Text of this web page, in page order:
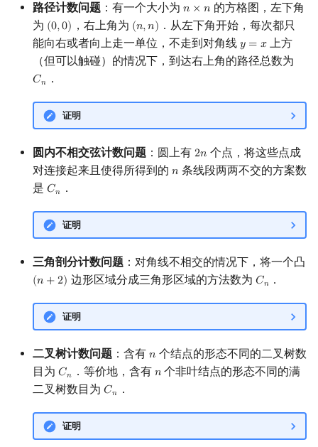
CP Editor
Code::Blocks
排序相关 STL
排序应用
DP 套 DP
DP 优化
广义后缀自动机
后缀树
回文树
序列自动机
最小表示法
Lyndon 分解
Main–Lorentz 算法
阶乘取模
卢卡斯定理
二次剩余
阶 & 原根
离散对数
高次剩余 & 单位根
数论分块
狄利克雷卷积
莫比乌斯反演
杜教筛
Min_25 筛
形式幂级数复合|复合逆
普通生成函数
划分树
二叉搜索树 & 平衡树
可持久化数据结构
树套树
K-D Tree
动态树
析合树
PQ 树
手指树
霍夫曼树
环计数问题
最小环
欧拉图
哈密顿图
二分图
平面图
弦图
图的着色
网络流
图的匹配
矩阵树定理
计算几何杂项
主元素问题
Garsia–Wachs 算法
Kahan 求和
珂朵莉树/颜色段均摊
空间优化简介
路径计数问题 ：有一个大小为 𝑛 × 𝑛
n ×n
的方格图，左下角
为 (0,0)
(0,0) ，右上角为 (𝑛,𝑛)
(n,n)
．从左下角开始，每次都只
能向右或者向上走一单位，不走到对角线 𝑦 = 𝑥
y =x
上方
（但可以触碰）的情况下，到达右上角的路径总数为
𝐶𝑛
Cn ．
证明
圆内不相交弦计数问题 ：圆上有 2𝑛
2n 个点，将这些点成
对连接起来且使得所得到的 𝑛
n 条线段两两不交的方案数
是 𝐶𝑛
Cn ．
证明
三角剖分计数问题 ：对角线不相交的情况下，将一个凸
(𝑛 +2)
(n+2) 边形区域分成三角形区域的方法数为 𝐶𝑛
Cn ．
证明
二叉树计数问题 ：含有 𝑛
n 个结点的形态不同的二叉树数
目为 𝐶𝑛
Cn ．等价地，含有 𝑛
n 个非叶结点的形态不同的满
二叉树数目为 𝐶𝑛
Cn ．
证明